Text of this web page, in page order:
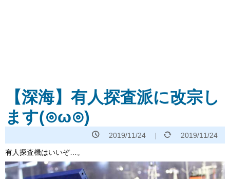
【深海】有人探査派に改宗し
ます(⊙ω⊙)
2019/11/24 2019/11/24
有人探査機はいいぞ…。